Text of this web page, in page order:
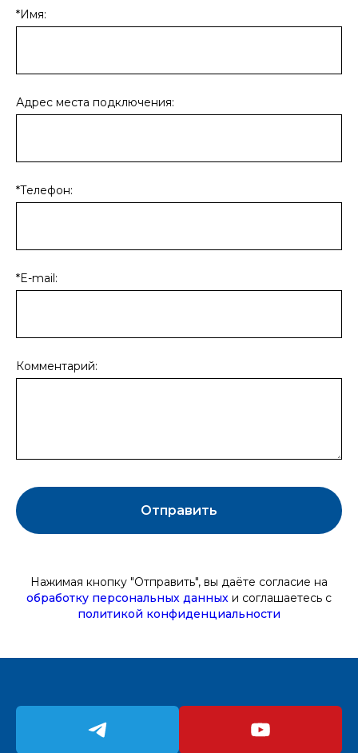
*Имя:
Адрес места подключения:
*Телефон:
*E-mail:
Комментарий:
Отправить
Нажимая кнопку "Отправить", вы даёте согласие на
обработку персональных данных и соглашаетесь c
политикой конфиденциальности